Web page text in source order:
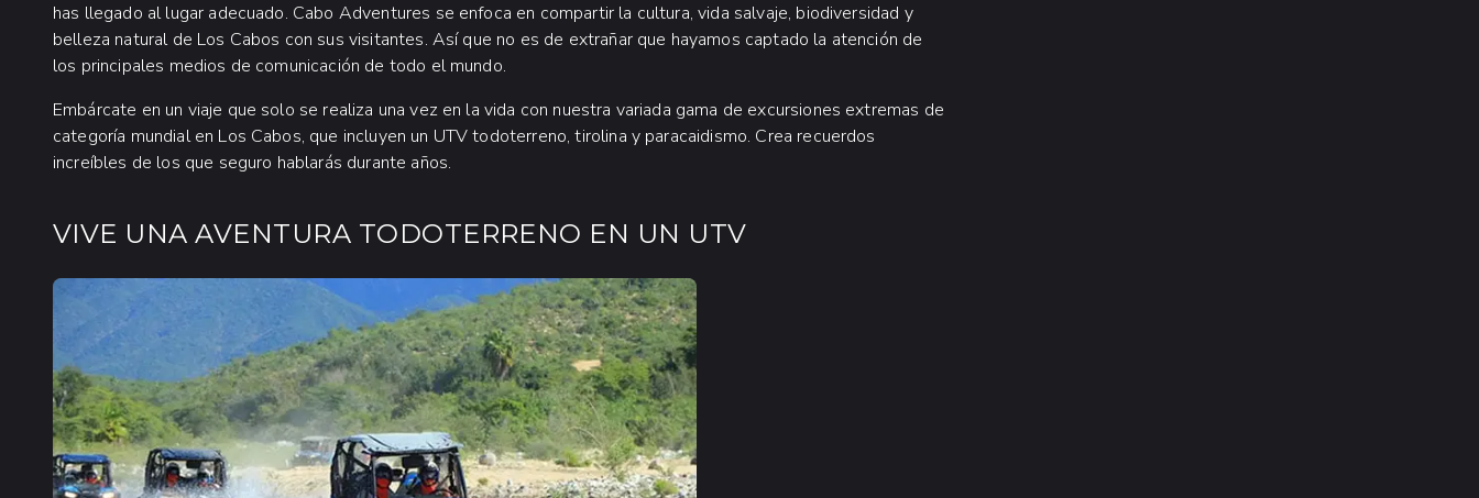
has llegado al lugar adecuado. Cabo Adventures se enfoca en compartir la cultura, vida salvaje, biodiversidad y
belleza natural de Los Cabos con sus visitantes. Así que no es de extrañar que hayamos captado la atención de
los principales medios de comunicación de todo el mundo.
Embárcate en un viaje que solo se realiza una vez en la vida con nuestra variada gama de excursiones extremas de
categoría mundial en Los Cabos, que incluyen un UTV todoterreno, tirolina y paracaidismo. Crea recuerdos
increíbles de los que seguro hablarás durante años.
VIVE UNA AVENTURA TODOTERRENO EN UN UTV